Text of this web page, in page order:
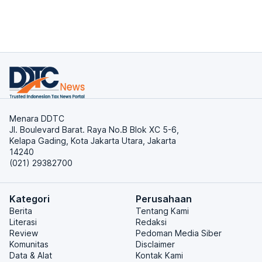
Menara DDTC
Jl. Boulevard Barat. Raya No.B Blok XC 5-6,
Kelapa Gading, Kota Jakarta Utara, Jakarta
14240
(021) 29382700
Kategori
Berita
Literasi
Review
Komunitas
Data & Alat
Perusahaan
Tentang Kami
Redaksi
Pedoman Media Siber
Disclaimer
Kontak Kami